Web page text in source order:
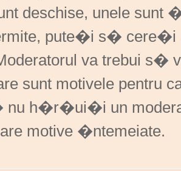
deschise, unele
pute�i s�
va trebui
sunt motivele
h�r�ui�i un
motive �ntemeiate.